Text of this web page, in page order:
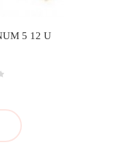
5 12 U